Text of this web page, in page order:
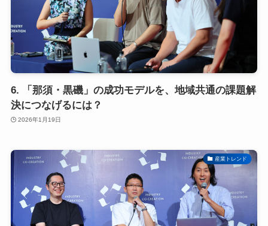
6. 「那須・黒磯」の成功モデルを、地域共通の課題解
決につなげるには？
2026年1月19日
産業トレンド